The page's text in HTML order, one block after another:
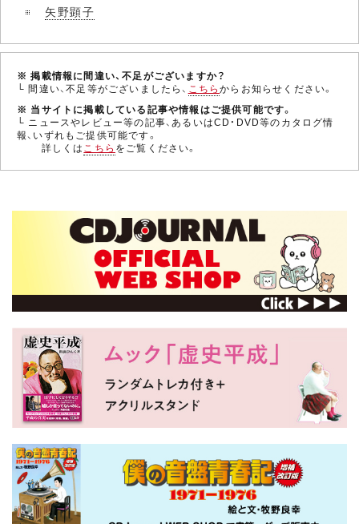
矢野顕子
※ 掲載情報に間違い、不足がございますか？
└ 間違い、不足等がございましたら、 こちらからお知らせください。
※ 当サイトに掲載している記事や情報はご提供可能です。
└ ニュースやレビュー等の記事、あるいはCD・DVD等のカタログ情
報、いずれもご提供可能です。
詳しくはこちら をご覧ください。